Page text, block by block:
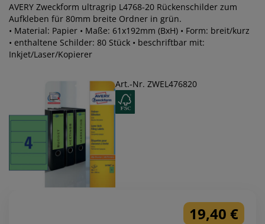
AVERY Zweckform ultragrip L4768-20 Rückenschilder zum
Aufkleben für 80mm breite Ordner in grün.
• Material: Papier • Maße: 61x192mm (BxH) • Form: breit/kurz
• enthaltene Schilder: 80 Stück • beschriftbar mit:
Inkjet/Laser/Kopierer
Art.-Nr. ZWEL476820
19,40 €